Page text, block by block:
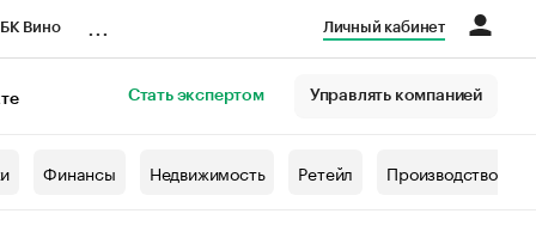
Вино Личный кабинет
Стать экспертом Управлять компанией
Финансы Недвижимость Ретейл Производство